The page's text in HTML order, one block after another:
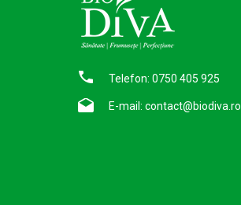
Telefon: 0750 405 925
E-mail: contact@biodiva.ro